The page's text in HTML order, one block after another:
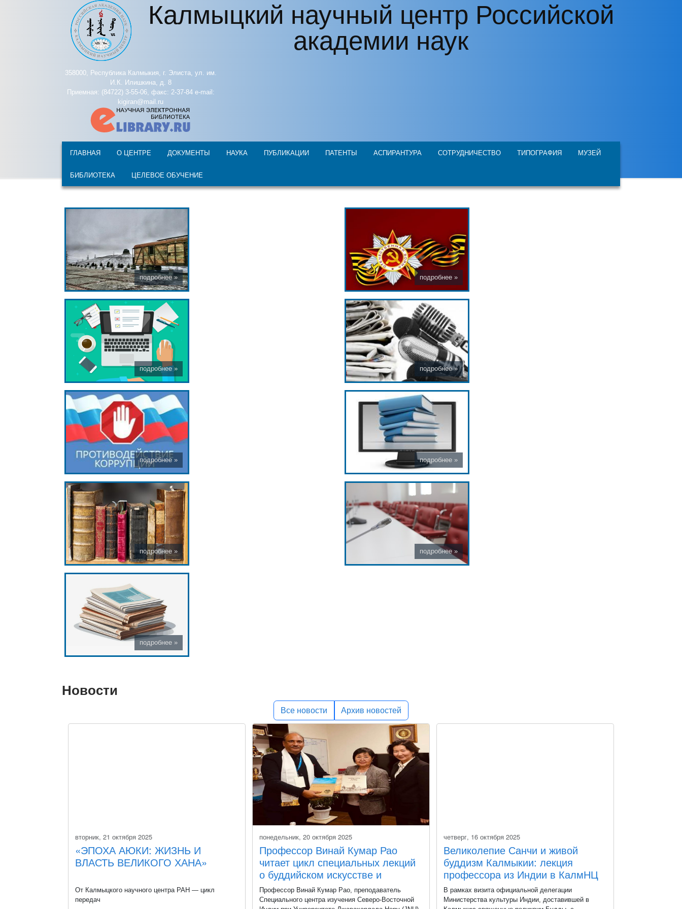
Перейти к основному содержанию Калмыцкий научный центр Российской
академии наук
358000, Республика Калмыкия, г. Элиста, ул. им.
И.К. Илишкина, д. 8
Приемная: (84722) 3-55-06, факс: 2-37-84 e-mail:
kigiran@mail.ru
ГЛАВНАЯ О ЦЕНТРЕ ДОКУМЕНТЫ НАУКА ПУБЛИКАЦИИ ПАТЕНТЫ АСПИРАНТУРА СОТРУДНИЧЕСТВО ТИПОГРАФИЯ МУЗЕЙ
БИБЛИОТЕКА ЦЕЛЕВОЕ ОБУЧЕНИЕ
Новости
Все новости Архив новостей
вторник, 21 октября 2025
«ЭПОХА АЮКИ: ЖИЗНЬ И
ВЛАСТЬ ВЕЛИКОГО ХАНА»
От Калмыцкого научного центра РАН — цикл
передач
понедельник, 20 октября 2025
Профессор Винай Кумар Рао
читает цикл специальных лекций
о буддийском искусстве и
археологии в Калмыкии, Россия
Профессор Винай Кумар Рао, преподаватель
Специального центра изучения Северо-Восточной
четверг, 16 октября 2025
Великолепие Санчи и живой
буддизм Калмыкии: лекция
профессора из Индии в КалмНЦ
РАН
В рамках визита официальной делегации
Министерства культуры Индии, доставившей в